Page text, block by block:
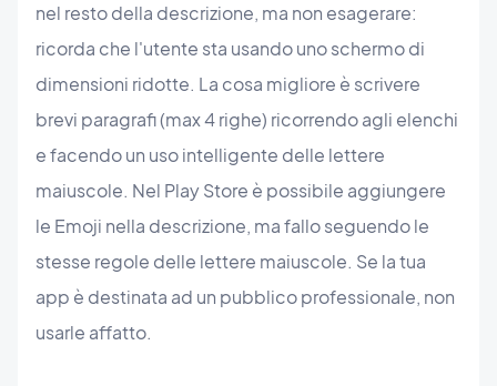
nel resto della descrizione, ma non esagerare:
ricorda che l'utente sta usando uno schermo di
dimensioni ridotte. La cosa migliore è scrivere
brevi paragrafi (max 4 righe) ricorrendo agli elenchi
e facendo un uso intelligente delle lettere
maiuscole. Nel Play Store è possibile aggiungere
le Emoji nella descrizione, ma fallo seguendo le
stesse regole delle lettere maiuscole. Se la tua
app è destinata ad un pubblico professionale, non
usarle affatto.